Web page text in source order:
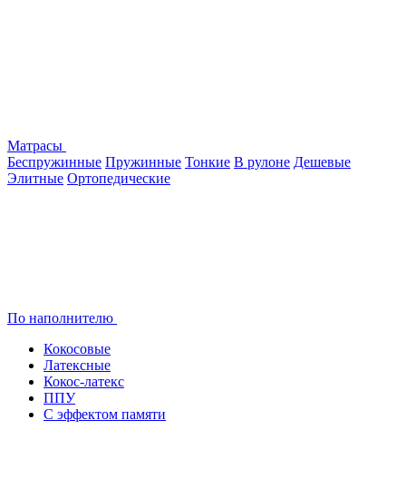
Матрасы
Беспружинные Пружинные Тонкие В рулоне Дешевые
Элитные Ортопедические
По наполнителю
Кокосовые
Латексные
Кокос-латекс
ППУ
С эффектом памяти